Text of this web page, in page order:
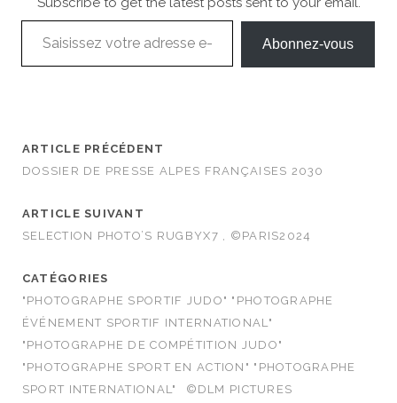
Saisissez votre adresse e-mail…
Abonnez-vous
ARTICLE PRÉCÉDENT
DOSSIER DE PRESSE ALPES FRANÇAISES 2030
ARTICLE SUIVANT
SELECTION PHOTO’S RUGBYX7 , ©PARIS2024
CATÉGORIES
"PHOTOGRAPHE SPORTIF JUDO" "PHOTOGRAPHE
ÉVÉNEMENT SPORTIF INTERNATIONAL"
"PHOTOGRAPHE DE COMPÉTITION JUDO"
"PHOTOGRAPHE SPORT EN ACTION" "PHOTOGRAPHE
SPORT INTERNATIONAL"
©DLM PICTURES